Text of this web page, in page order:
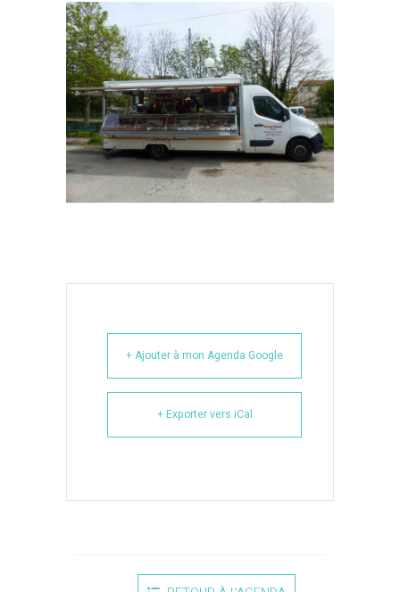
+ Ajouter à mon Agenda Google
+ Exporter vers iCal